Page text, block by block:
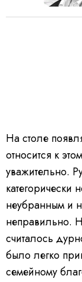
На столе
относится к
уважительно.
категорически
неубранным и
неправильно.
считалось
было легко
семейному